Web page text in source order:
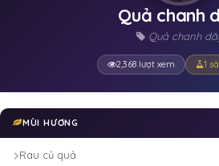
Quả chanh
Quả chanh
2,368 lượt xem 1
MÙI HƯƠNG
Rau củ quả